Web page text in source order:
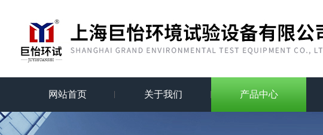
网站首页 关于我们 产品中心